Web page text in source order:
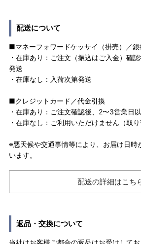
配送について
■マネーフォワードケッサイ（掛売）／銀
・在庫あり：ご注文（振込はご入金）確
発送
・在庫なし：入荷次第発送
■クレジットカード／代金引換
・在庫あり：ご注文確認後、2〜3営業日
・在庫なし：ご利用いただけません（取り
※悪天候や交通事情等により、お届け日時
います。
配送の詳細はこち
返品・交換について
当社はお客様ご都合の返品はお受けしてお